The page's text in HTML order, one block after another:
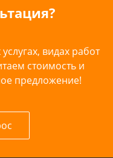
видах работ
стоимость и
предложение!